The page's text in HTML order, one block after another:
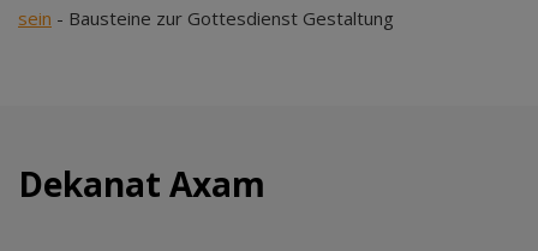
sein - Bausteine zur Gottesdienst Gestaltung
Dekanat Axam